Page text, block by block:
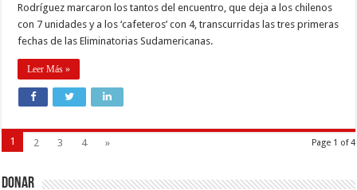
Rodríguez marcaron los tantos del encuentro, que deja a los chilenos
con 7 unidades y a los ‘cafeteros’ con 4, transcurridas las tres primeras
fechas de las Eliminatorias Sudamericanas.
Leer Más »
Page 1 of 4
1 2 3 4 »
Donar